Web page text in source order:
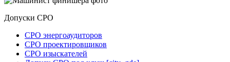
Допуски СРО
СРО энергоаудиторов
СРО проектировщиков
СРО изыскателей